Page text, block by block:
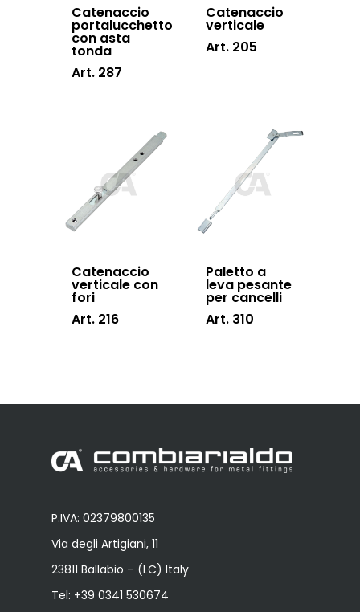
Catenaccio
portalucchetto
con asta
tonda
Art. 287
Catenaccio
verticale
Art. 205
Catenaccio
verticale con
fori
Art. 216
Paletto a
leva pesante
per cancelli
Art. 310
P.IVA: 02379800135
Via degli Artigiani, 11
23811 Ballabio – (LC) Italy
Tel: +39 0341 530674
Swing gates
accessories